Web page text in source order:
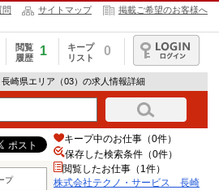
問 サイトマップ 掲載ご希望のお客様へ
閲覧
履歴
1
キープ
リスト
0
ログイン
崎県エリア（03）の求人情報詳細
プ
キープ中のお仕事（0件）
保存した検索条件（0件）
閲覧したお仕事（1件）
株式会社テクノ・サービス 長崎